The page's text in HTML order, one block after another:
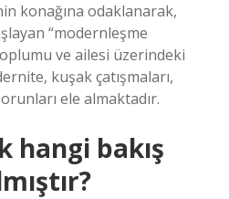
konağına odaklanarak,
“modernleşme
ve ailesi üzerindeki
kuşak çatışmaları,
ele almaktadır.
hangi bakış